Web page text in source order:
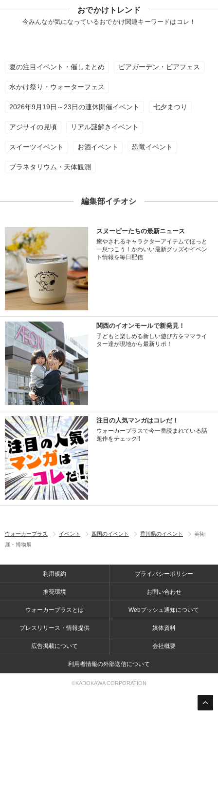
おでかけトレンド
今みんなが気になっているおでかけ関連キーワードはコレ！
夏の注目イベント・催しまとめ ビアガーデン・ビアフェス
水かけ祭り・ウォーターフェス
2026年9月19日～23日の連休開催イベント 七夕まつり
アジサイの見頃 リアル謎解きイベント
スイーツイベント お酒イベント 恐竜イベント
プラネタリウム・天体観測
編集部イチオシ
スヌーピーたちの最新ニュース
癒やされるキャラクターアイテムでほっと
一息つこう！かわいい最新グッズやイベン
ト情報を毎日配信
関西のイオンモールで新発見！
子どもと楽しめる新しい遊び方をママライ
ター達が現地から最新リポ！
注目の人気マンガはコレだ！
ウォーカープラスで今一番読まれている話
題作をチェック!!
ウォーカープラス イベント 四国のイベント 香川県のイベント
美術
展・博物展
利用規約 プライバシーポリシー
推奨環境 お問い合わせ
ウォーカープラスとは Webプッシュ通知について
プレスリリース・情報提供 媒体資料
広告掲載について 会社概要
利用者情報の外部送信について
©KADOKAWA CORPORATION